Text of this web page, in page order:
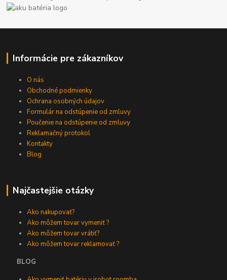
Informácie pre zákazníkov
O nás
Obchodné podmienky
Ochrana osobných údajov
Formulár na odstúpenie od zmluvy
Poučenie na odstúpenie od zmluvy
Reklamačný protokol
Kontakty
Blog
Najčastejšie otázky
Ako nakupovať?
Ako môžem tovar vymeniť ?
Ako môžem tovar vrátiť?
Ako môžem tovar reklamovať ?
BLOG